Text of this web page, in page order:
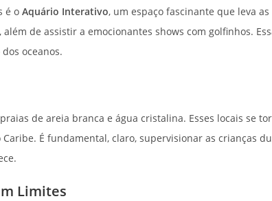
é o Aquário Interativo, um espaço fascinante que leva
de assistir a emocionantes shows com golfinhos.
oceanos.
de areia branca e água cristalina. Esses locais
É fundamental, claro, supervisionar as
Limites